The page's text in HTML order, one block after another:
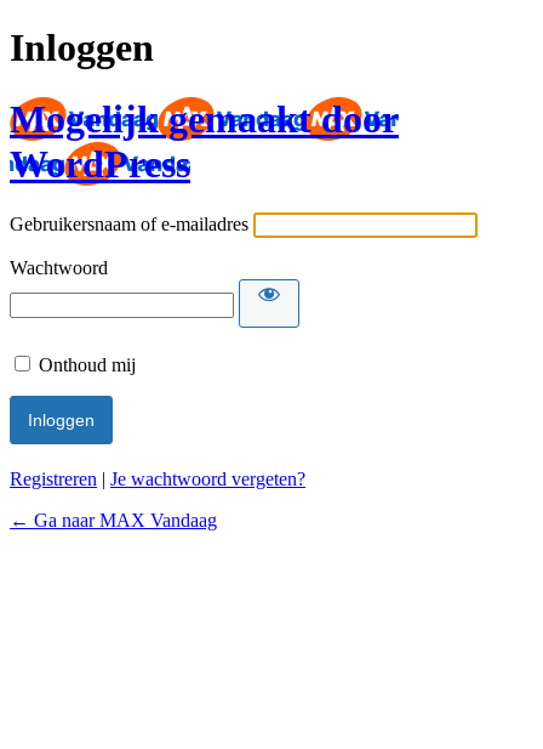
Inloggen
Mogelijk gemaakt door
WordPress
Gebruikersnaam of e-mailadres
Wachtwoord
Onthoud mij
Registreren | Je wachtwoord vergeten?
← Ga naar MAX Vandaag